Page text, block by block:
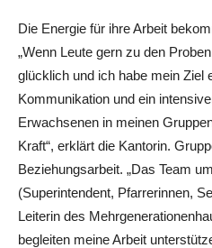
Die Energie für ihre Arbeit
„Wenn Leute gern zu den
glücklich und ich habe mein Ziel
Kommunikation und ein
Erwachsenen in meinen
Kraft“, erklärt die Kantorin.
Beziehungsarbeit. „Das Team
(Superintendent, Pfarrerinnen,
Leiterin des
begleiten meine Arbeit